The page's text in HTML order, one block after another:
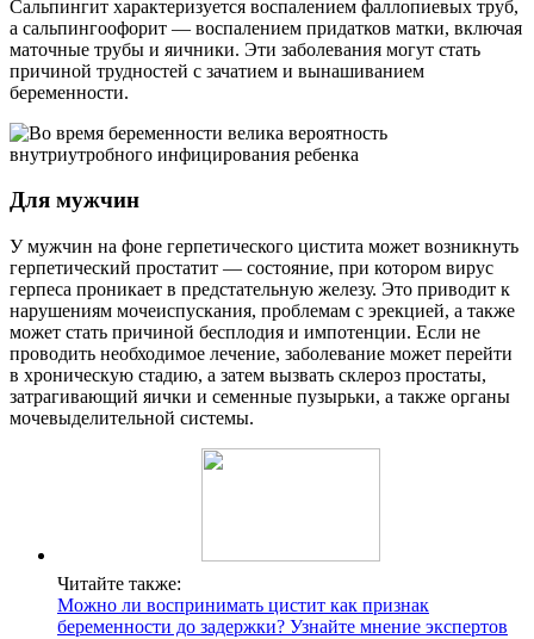
Сальпингит характеризуется воспалением фаллопиевых труб,
а сальпингоофорит — воспалением придатков матки, включая
маточные трубы и яичники. Эти заболевания могут стать
причиной трудностей с зачатием и вынашиванием
беременности.
Для мужчин
У мужчин на фоне герпетического цистита может возникнуть
герпетический простатит — состояние, при котором вирус
герпеса проникает в предстательную железу. Это приводит к
нарушениям мочеиспускания, проблемам с эрекцией, а также
может стать причиной бесплодия и импотенции. Если не
проводить необходимое лечение, заболевание может перейти
в хроническую стадию, а затем вызвать склероз простаты,
затрагивающий яички и семенные пузырьки, а также органы
мочевыделительной системы.
Читайте также:
Можно ли воспринимать цистит как признак
беременности до задержки? Узнайте мнение экспертов